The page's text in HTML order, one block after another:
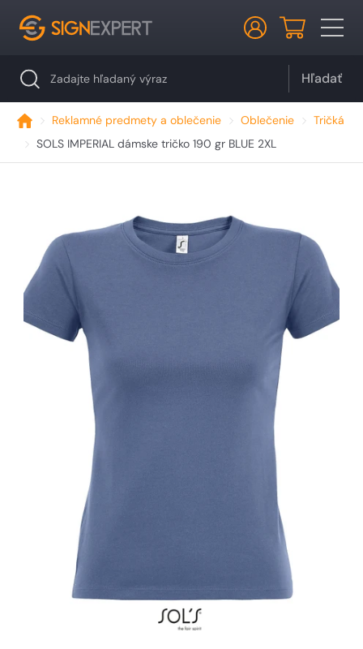
Hľadať
Reklamné predmety a oblečenie Oblečenie
Tričká
SOLS IMPERIAL dámske tričko 190 gr BLUE 2XL